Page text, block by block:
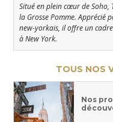
Situé en plein cœur de Soho,
la Grosse Pomme. Apprécié
new-yorkais, il offre un
à New York.
TOUS NOS
Nos